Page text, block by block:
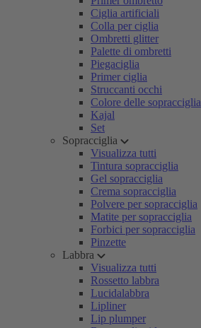
Ciglia artificiali
Colla per ciglia
Ombretti glitter
Palette di ombretti
Piegaciglia
Primer ciglia
Struccanti occhi
Colore delle sopracciglia
Kajal
Set
Sopracciglia
Visualizza tutti
Tintura sopracciglia
Gel sopracciglia
Crema sopracciglia
Polvere per sopracciglia
Matite per sopracciglia
Forbici per sopracciglia
Pinzette
Labbra
Visualizza tutti
Rossetto labbra
Lucidalabbra
Lipliner
Lip plumper